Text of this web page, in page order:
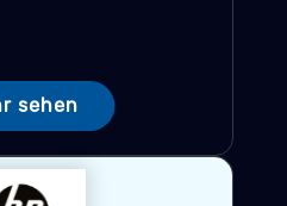
sehen